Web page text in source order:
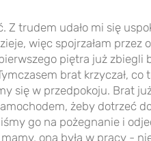
Z trudem udało mi się
więc spojrzałam przez
piętra już zbiegli
brat krzyczał, co
się w przedpokoju. Brat
żeby dotrzeć
go na pożegnanie i
ona była w pracy -